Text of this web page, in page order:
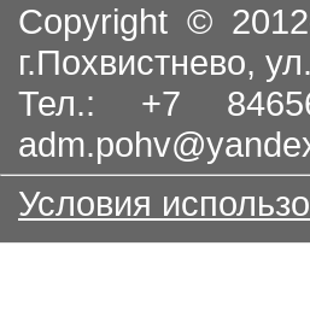
Copyright ©
г.Похвистнево,
Тел.: +7
Условия